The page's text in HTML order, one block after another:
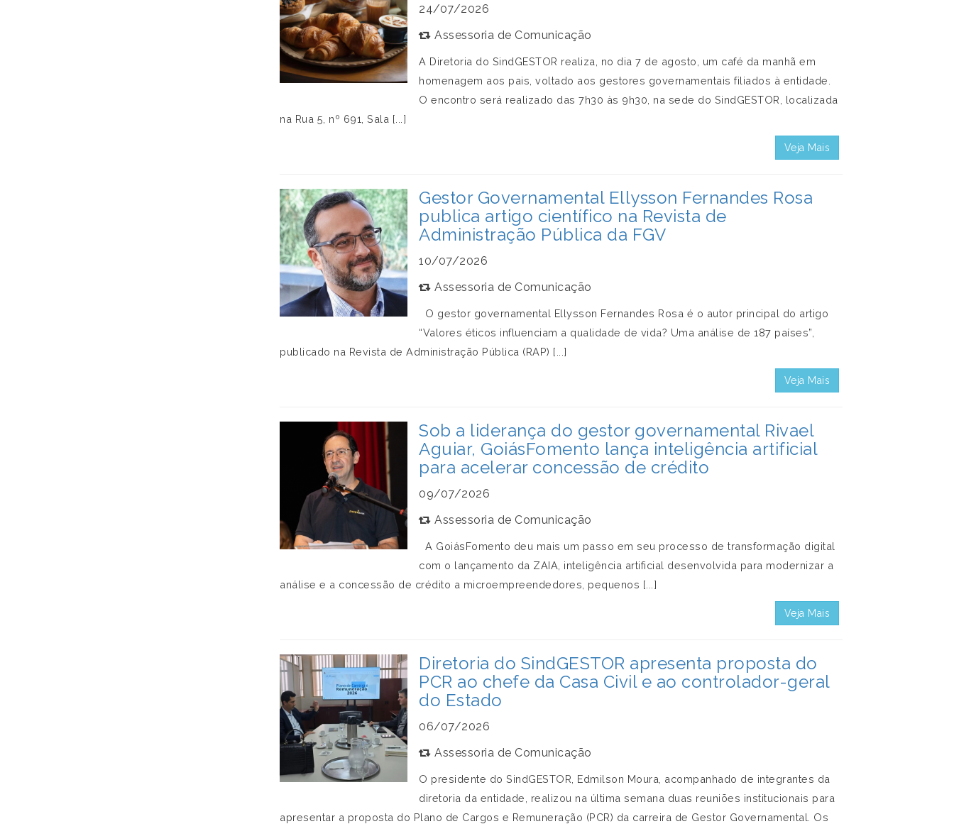
24/07/2026
Assessoria de Comunicação
A Diretoria do SindGESTOR realiza, no dia 7 de agosto, um café da manhã em
homenagem aos pais, voltado aos gestores governamentais filiados à entidade.
O encontro será realizado das 7h30 às 9h30, na sede do SindGESTOR, localizada
na Rua 5, nº 691, Sala [...]
Veja Mais
Gestor Governamental Ellysson Fernandes Rosa
publica artigo científico na Revista de
Administração Pública da FGV
10/07/2026
Assessoria de Comunicação
O gestor governamental Ellysson Fernandes Rosa é o autor principal do artigo
“Valores éticos influenciam a qualidade de vida? Uma análise de 187 países”,
publicado na Revista de Administração Pública (RAP) [...]
Veja Mais
Sob a liderança do gestor governamental Rivael
Aguiar, GoiásFomento lança inteligência artificial
para acelerar concessão de crédito
09/07/2026
Assessoria de Comunicação
A GoiásFomento deu mais um passo em seu processo de transformação digital
com o lançamento da ZAIA, inteligência artificial desenvolvida para modernizar a
análise e a concessão de crédito a microempreendedores, pequenos [...]
Veja Mais
Diretoria do SindGESTOR apresenta proposta do
PCR ao chefe da Casa Civil e ao controlador-geral
do Estado
06/07/2026
Assessoria de Comunicação
O presidente do SindGESTOR, Edmilson Moura, acompanhado de integrantes da
diretoria da entidade, realizou na última semana duas reuniões institucionais para
apresentar a proposta do Plano de Cargos e Remuneração (PCR) da carreira de Gestor Governamental. Os